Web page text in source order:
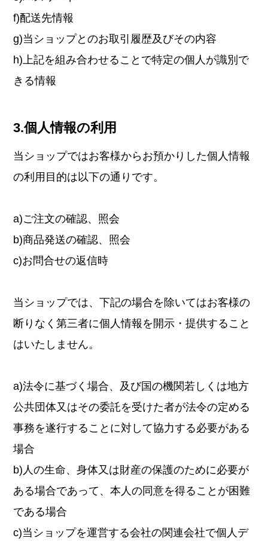
f)配送先情報
g)当ショップとのお取引履歴及びその内容
h)上記を組み合わせることで特定の個人が識別で
きる情報
3.個人情報の利用
当ショップではお客様からお預かりした個人情報
の利用目的は以下の通りです。
a)ご注文の確認、照会
b)商品発送の確認、照会
c)お問合せの返信時
当ショップでは、下記の場合を除いてはお客様の
断りなく第三者に個人情報を開示・提供すること
はいたしません。
a)法令に基づく場合、及び国の機関若しくは地方
公共団体又はその委託を受けた者が法令の定める
事務を遂行することに対して協力する必要がある
場合
b)人の生命、身体又は財産の保護のために必要が
ある場合であって、本人の同意を得ることが困難
である場合
c)当ショップを運営する会社の関連会社で個人デ